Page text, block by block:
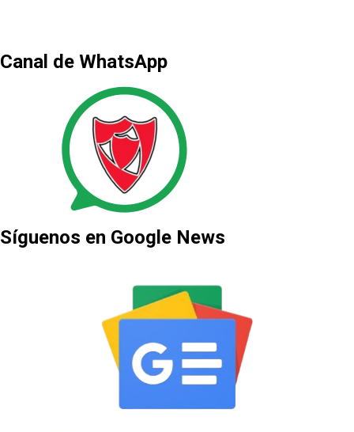
Canal de WhatsApp
Síguenos en Google News